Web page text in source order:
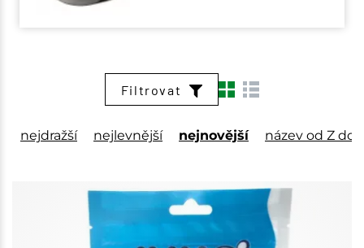
Filtrovat
nejdražší nejlevnější nejnovější název od Z do